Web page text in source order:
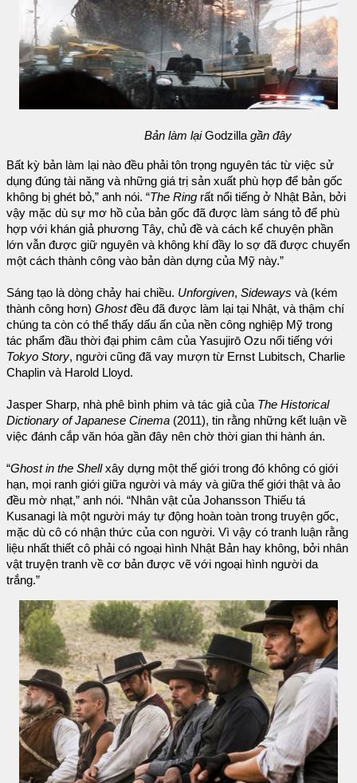
Bản làm lạiGodzilla gần đây
Bất kỳ bản làm lại nào đều phải tôn trọng nguyên tác từ việc sử
dụng đúng tài năng và những giá trị sản xuất phù hợp để bản gốc
không bị ghét bỏ,” anh nói. “The Ring rất nổi tiếng ở Nhật Bản, bởi
vậy mặc dù sự mơ hồ của bản gốc đã được làm sáng tỏ để phù
hợp với khán giả phương Tây, chủ đề và cách kể chuyện phần
lớn vẫn được giữ nguyên và không khí đầy lo sợ đã được chuyển
một cách thành công vào bản dàn dựng của Mỹ này.”
Sáng tạo là dòng chảy hai chiều. Unforgiven, Sideways và (kém
thành công hơn) Ghostđều đã được làm lại tại Nhật, và thậm chí
chúng ta còn có thể thấy dấu ấn của nền công nghiệp Mỹ trong
tác phẩm đầu thời đại phim câm của Yasujirō Ozu nổi tiếng với
Tokyo Story, người cũng đã vay mượn từ Ernst Lubitsch, Charlie
Chaplin và Harold Lloyd.
Jasper Sharp, nhà phê bình phim và tác giả của The Historical
Dictionary of Japanese Cinema (2011), tin rằng những kết luận về
việc đánh cắp văn hóa gần đây nên chờ thời gian thi hành án.
“Ghost in the Shellxây dựng một thế giới trong đó không có giới
hạn, mọi ranh giới giữa người và máy và giữa thế giới thật và ảo
đều mờ nhạt,” anh nói. “Nhân vật của Johansson Thiếu tá
Kusanagi là một người máy tự động hoàn toàn trong truyện gốc,
mặc dù cô có nhận thức của con người. Vì vậy có tranh luận rằng
liệu nhất thiết cô phải có ngoại hình Nhật Bản hay không, bởi nhân
vật truyện tranh về cơ bản được vẽ với ngoại hình người da
trắng.”